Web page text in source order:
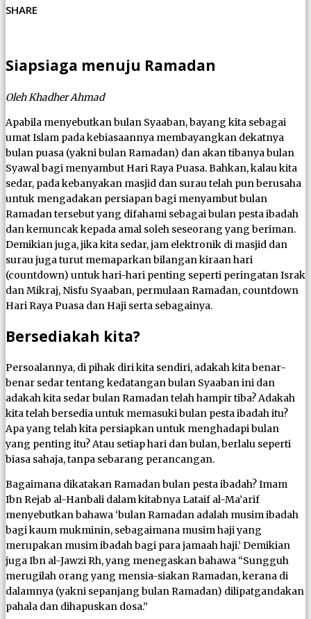
SHARE
Siapsiaga menuju Ramadan
Oleh Khadher Ahmad
Apabila menyebutkan bulan Syaaban, bayang kita sebagai
umat Islam pada kebiasaannya membayangkan dekatnya
bulan puasa (yakni bulan Ramadan) dan akan tibanya bulan
Syawal bagi menyambut Hari Raya Puasa. Bahkan, kalau kita
sedar, pada kebanyakan masjid dan surau telah pun berusaha
untuk mengadakan persiapan bagi menyambut bulan
Ramadan tersebut yang difahami sebagai bulan pesta ibadah
dan kemuncak kepada amal soleh seseorang yang beriman.
Demikian juga, jika kita sedar, jam elektronik di masjid dan
surau juga turut memaparkan bilangan kiraan hari
(countdown) untuk hari-hari penting seperti peringatan Israk
dan Mikraj, Nisfu Syaaban, permulaan Ramadan, countdown
Hari Raya Puasa dan Haji serta sebagainya.
Bersediakah kita?
Persoalannya, di pihak diri kita sendiri, adakah kita benar-
benar sedar tentang kedatangan bulan Syaaban ini dan
adakah kita sedar bulan Ramadan telah hampir tiba? Adakah
kita telah bersedia untuk memasuki bulan pesta ibadah itu?
Apa yang telah kita persiapkan untuk menghadapi bulan
yang penting itu? Atau setiap hari dan bulan, berlalu seperti
biasa sahaja, tanpa sebarang perancangan.
Bagaimana dikatakan Ramadan bulan pesta ibadah? Imam
Ibn Rejab al-Hanbali dalam kitabnya Lataif al-Ma’arif
menyebutkan bahawa ‘bulan Ramadan adalah musim ibadah
bagi kaum mukminin, sebagaimana musim haji yang
merupakan musim ibadah bagi para jamaah haji.’ Demikian
juga Ibn al-Jawzi Rh, yang menegaskan bahawa “Sungguh
merugilah orang yang mensia-siakan Ramadan, kerana di
dalamnya (yakni sepanjang bulan Ramadan) dilipatgandakan
pahala dan dihapuskan dosa.”